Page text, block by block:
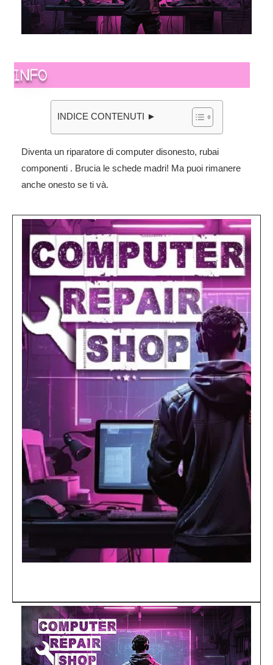
INFO
INDICE CONTENUTI ►
Diventa un riparatore di computer disonesto, rubai
componenti . Brucia le schede madri! Ma puoi rimanere
anche onesto se ti và.